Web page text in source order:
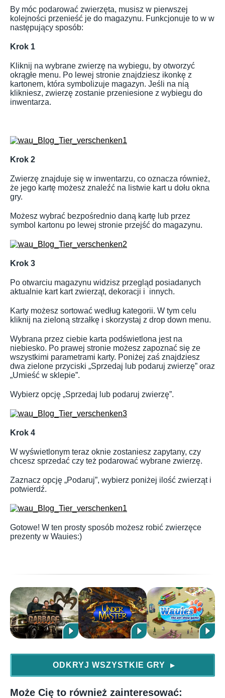
By móc podarować zwierzęta, musisz w pierwszej
kolejności przenieść je do magazynu. Funkcjonuje to w w
następujący sposób:
Krok 1
Kliknij na wybrane zwierzę na wybiegu, by otworzyć
okrągłe menu. Po lewej stronie znajdziesz ikonkę z
kartonem, która symbolizuje magazyn. Jeśli na nią
klikniesz, zwierzę zostanie przeniesione z wybiegu do
inwentarza.
Krok 2
Zwierzę znajduje się w inwentarzu, co oznacza również,
że jego kartę możesz znaleźć na listwie kart u dołu okna
gry.
Możesz wybrać bezpośrednio daną kartę lub przez
symbol kartonu po lewej stronie przejść do magazynu.
Krok 3
Po otwarciu magazynu widzisz przegląd posiadanych
aktualnie kart kart zwierząt, dekoracji i innych.
Karty możesz sortować według kategorii. W tym celu
kliknij na zieloną strzałkę i skorzystaj z drop down menu.
Wybrana przez ciebie karta podświetlona jest na
niebiesko. Po prawej stronie możesz zapoznać się ze
wszystkimi parametrami karty. Poniżej zaś znajdziesz
dwa zielone przyciski „Sprzedaj lub podaruj zwierzę” oraz
„Umieść w sklepie”.
Wybierz opcję „Sprzedaj lub podaruj zwierzę”.
Krok 4
W wyświetlonym teraz oknie zostaniesz zapytany, czy
chcesz sprzedać czy też podarować wybrane zwierzę.
Zaznacz opcję „Podaruj”, wybierz poniżej ilość zwierząt i
potwierdź.
Gotowe! W ten prosty sposób możesz robić zwierzęce
prezenty w Wauies:)
ODKRYJ WSZYSTKIE GRY ▶
Może Cię to również zainteresować: